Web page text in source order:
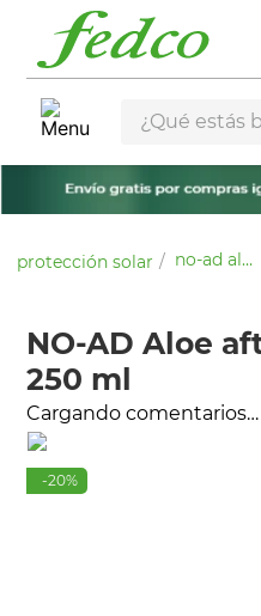
¿Qué estás
protección solar no-ad aloe after sun gel x 250 ml
NO-AD Aloe
250 ml
Cargando comentarios…
-20%